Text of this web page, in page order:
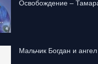
Освобождение –
Mальчик Богдан и